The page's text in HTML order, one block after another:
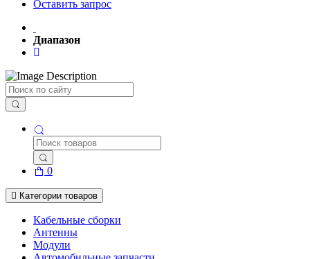
Оставить запрос
Диапазон
Поиск
0
Категории товаров
Кабельные сборки
Антенны
Модули